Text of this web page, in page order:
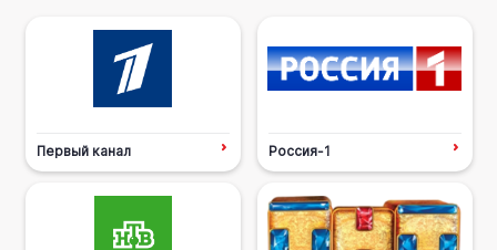
Первый канал Россия-1